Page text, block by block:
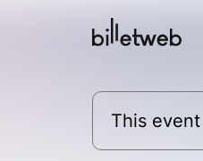
This